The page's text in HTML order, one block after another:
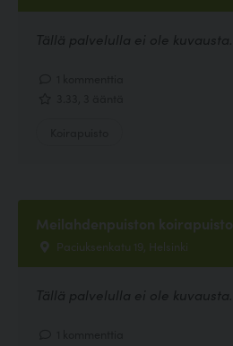
Tällä palvelulla ei ole kuvausta.
Meilahdenpuiston koirapuisto
Paciuksenkatu 19, Helsinki
Tällä palvelulla ei ole kuvausta.